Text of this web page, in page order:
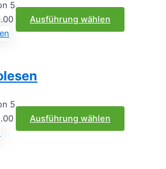
5
Preisspanne:
€105.00
Ausführung wählen
Produkt
können
5
Preisspanne:
€115.00
Ausführung wählen
Produkt